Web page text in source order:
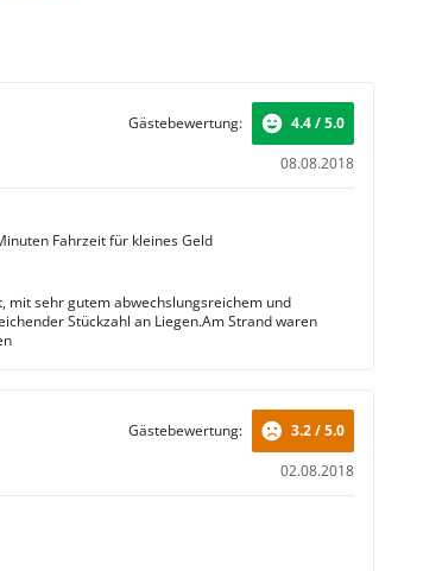
08.08.2018
Gästebewertung: 4.4 / 5.0
Fahrzeit für kleines Geld
mit sehr gutem abwechslungsreichem und
Stückzahl an Liegen.Am Strand waren
02.08.2018
Gästebewertung: 3.2 / 5.0